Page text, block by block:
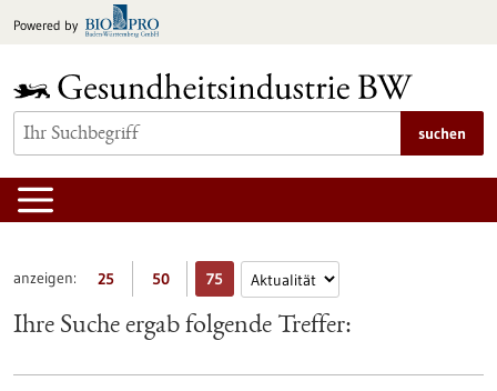
Inhalt
Powered by
suchen
anzeigen: 25 50 75
Ihre Suche ergab folgende Treffer: